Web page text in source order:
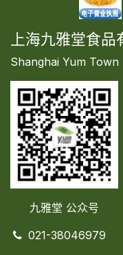
上海九雅堂食品
Shanghai Yum Town
九雅堂 公众号
021-38046979